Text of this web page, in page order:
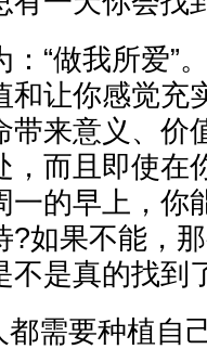
“做我所爱”
和让你感觉充
带来意义、价
，而且即使在
一的早上，你
?如果不能，
不是真的找到
需要种植自